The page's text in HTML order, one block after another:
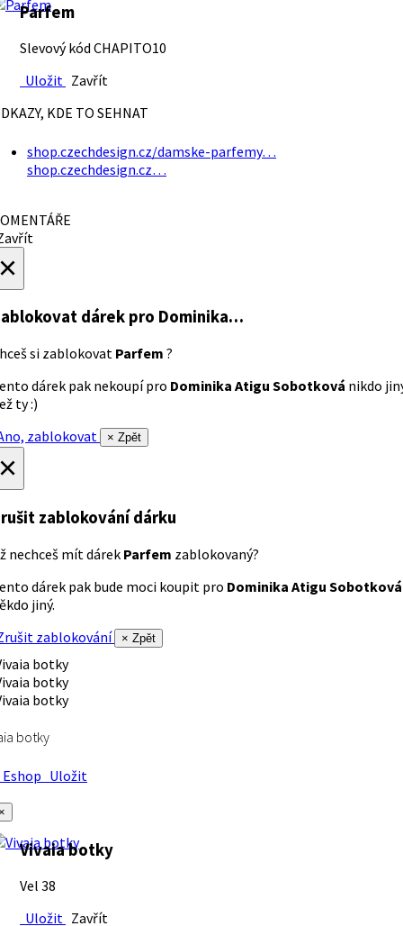
Parfem
Slevový kód CHAPITO10
Uložit Zavřít
KDE TO SEHNAT
shop.czechdesign.cz/damske-parfemy…
shop.czechdesign.cz…
dárek pro Dominika…
si zablokovat Parfem ?
dárek pak nekoupí pro Dominika Atigu Sobotková nikdo
ty :)
zablokovat
× Zpět
zablokování dárku
nechceš mít dárek Parfem zablokovaný?
dárek pak bude moci koupit pro Dominika Atigu Sobotková
jiný.
zablokování
× Zpět
botky
Uložit
Vivaia botky
Vel 38
Uložit Zavřít